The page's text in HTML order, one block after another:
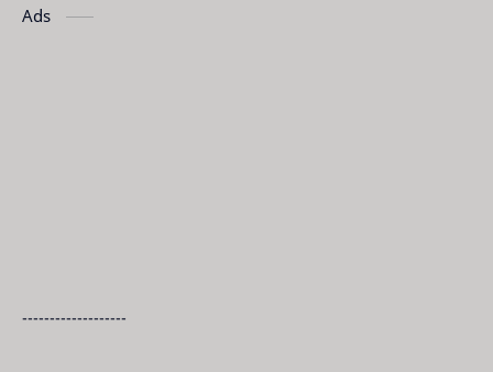
Ads
-------------------